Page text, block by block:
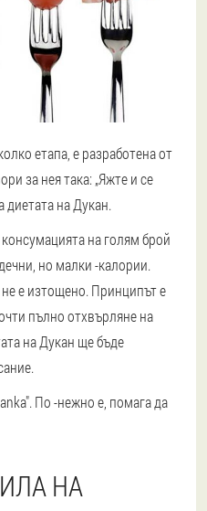
етапа, е разработена от
за нея така: „Яжте и се
диетата на Дукан.
на голям брой
но малки -калории.
е изтощено. Принципът е
пълно отхвърляне на
на Дукан ще бъде
По -нежно е, помага да
НА